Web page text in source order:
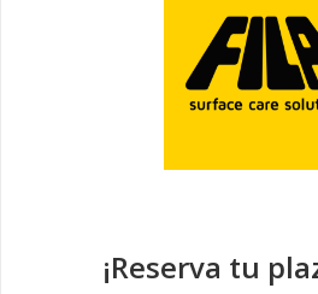
¡Reserva tu